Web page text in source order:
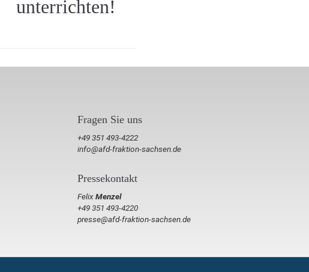
unterrichten!
Fragen Sie uns
+49 351 493-4222
info@afd-fraktion-sachsen.de
Pressekontakt
FelixMenzel
+49 351 493-4220
presse@afd-fraktion-sachsen.de